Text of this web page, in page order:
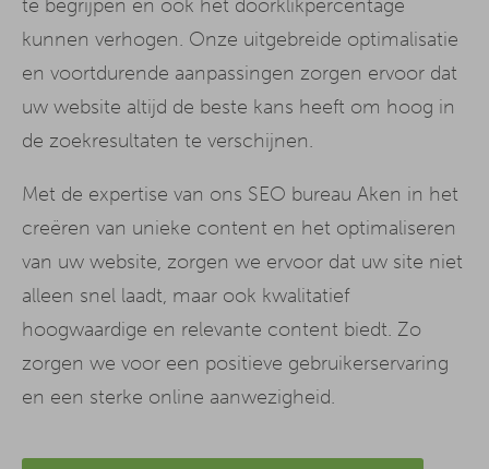
te begrijpen en ook het doorklikpercentage
kunnen verhogen. Onze uitgebreide optimalisatie
en voortdurende aanpassingen zorgen ervoor dat
uw website altijd de beste kans heeft om hoog in
de zoekresultaten te verschijnen.
Met de expertise van ons SEO bureau Aken in het
creëren van unieke content en het optimaliseren
van uw website, zorgen we ervoor dat uw site niet
alleen snel laadt, maar ook kwalitatief
hoogwaardige en relevante content biedt. Zo
zorgen we voor een positieve gebruikerservaring
en een sterke online aanwezigheid.